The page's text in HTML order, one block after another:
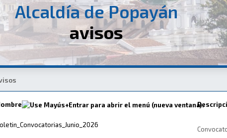
Alcaldía de Popayán
avisos